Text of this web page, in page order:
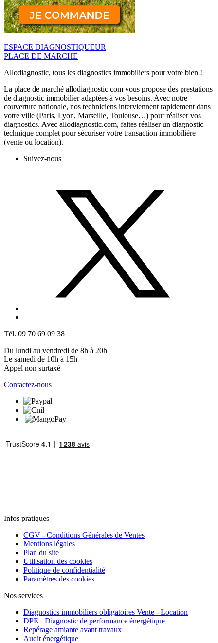
ESPACE DIAGNOSTIQUEUR
PLACE DE MARCHE
Allodiagnostic, tous les diagnostics immobiliers pour votre bien !
La place de marché allodiagnostic.com vous propose des prestations
de diagnostic immobilier adaptées à vos besoins. Avec notre
couverture nationale, nos techniciens interviennent rapidement dans
votre ville (Paris, Lyon, Marseille, Toulouse…) pour réaliser vos
diagnostics. Avec allodiagnostic.com, faites réaliser un diagnostic
technique complet pour sécuriser votre transaction immobilière
(vente ou location).
Suivez-nous
Tél. 09 70 69 09 38
Du lundi au vendredi de 8h à 20h
Le samedi de 10h à 15h
Appel non surtaxé
Contactez-nous
Infos pratiques
CGV - Conditions Générales de Ventes
Mentions légales
Plan du site
Utilisation des cookies
Politique de confidentialité
Paramètres des cookies
Nos services
Diagnostics immobiliers obligatoires Vente - Location
DPE - Diagnostic de performance énergétique
Repérage amiante avant travaux
Audit énergétique